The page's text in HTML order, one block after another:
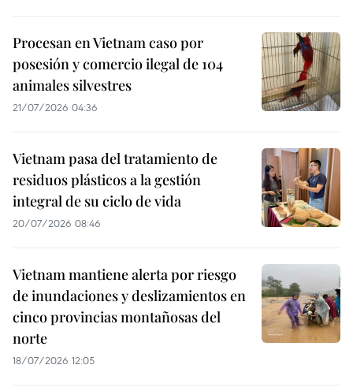
Procesan en Vietnam caso por
posesión y comercio ilegal de 104
animales silvestres
21/07/2026 04:36
Vietnam pasa del tratamiento de
residuos plásticos a la gestión
integral de su ciclo de vida
20/07/2026 08:46
Vietnam mantiene alerta por riesgo
de inundaciones y deslizamientos en
cinco provincias montañosas del
norte
18/07/2026 12:05